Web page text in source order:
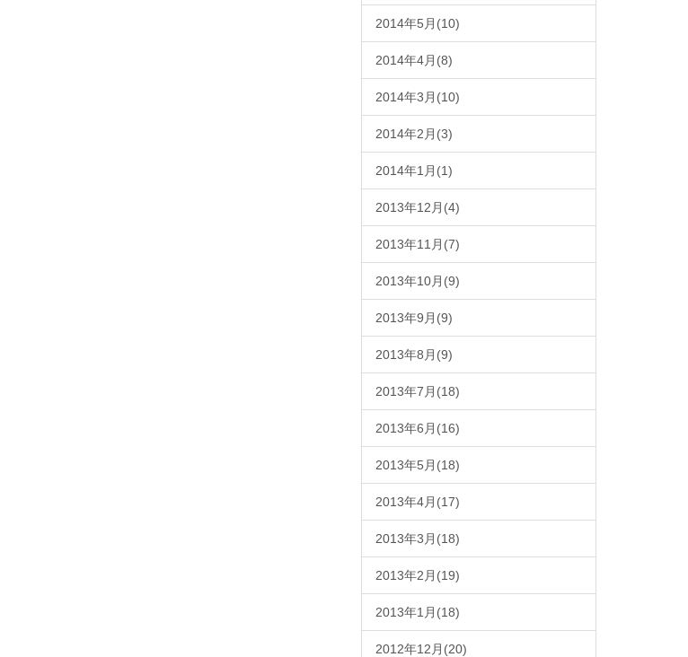
2014年5月(10)
2014年4月(8)
2014年3月(10)
2014年2月(3)
2014年1月(1)
2013年12月(4)
2013年11月(7)
2013年10月(9)
2013年9月(9)
2013年8月(9)
2013年7月(18)
2013年6月(16)
2013年5月(18)
2013年4月(17)
2013年3月(18)
2013年2月(19)
2013年1月(18)
2012年12月(20)